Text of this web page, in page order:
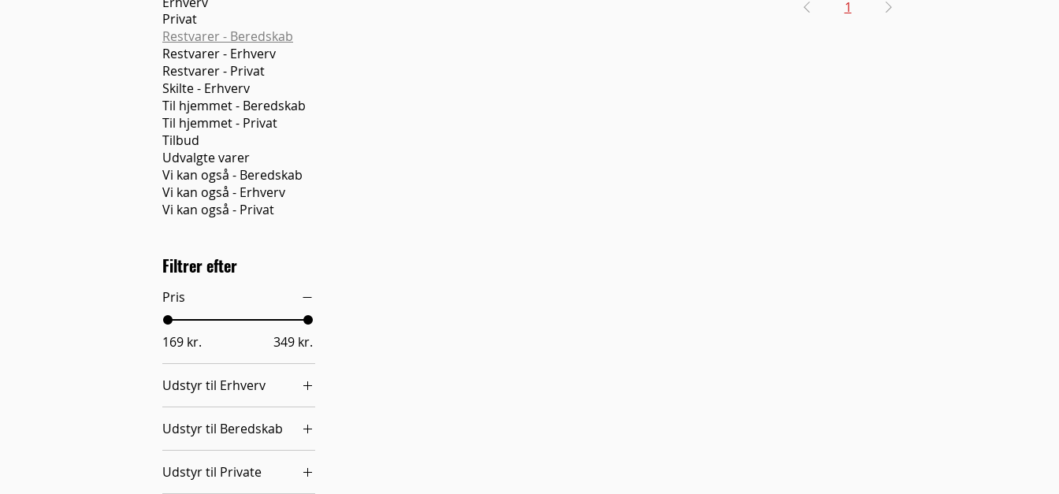
Privat
Restvarer - Beredskab
Restvarer - Erhverv
Restvarer - Privat
Skilte - Erhverv
Til hjemmet - Beredskab
Til hjemmet - Privat
Tilbud
Udvalgte varer
Vi kan også - Beredskab
Vi kan også - Erhverv
Vi kan også - Privat
Filtrer efter
Pris
169 kr. 349 kr.
Udstyr til Erhverv
Brandslukning -
Erhverv
Udstyr til Beredskab
Brandslukning -
Beredskab
Udstyr til Private
1